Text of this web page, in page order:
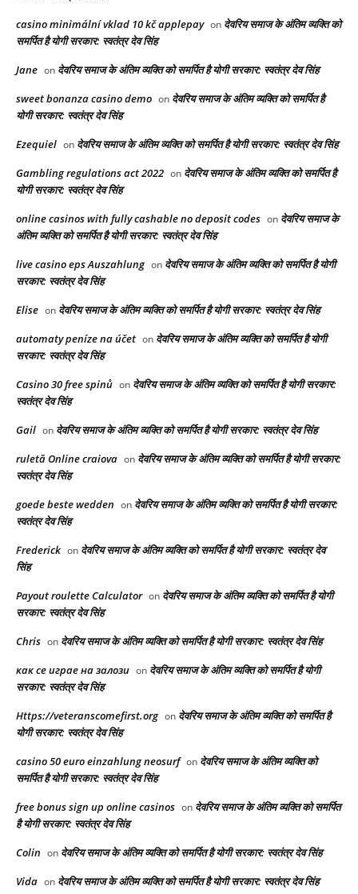
casino minimální vklad 10 kč applepay on देवरिय समाज के अंतिम व्यक्ति को
समर्पित है योगी सरकार: स्वतंत्र देव सिंह
Jane on देवरिय समाज के अंतिम व्यक्ति को समर्पित है योगी सरकार: स्वतंत्र देव सिंह
sweet bonanza casino demo on देवरिय समाज के अंतिम व्यक्ति को समर्पित है
योगी सरकार: स्वतंत्र देव सिंह
Ezequiel on देवरिय समाज के अंतिम व्यक्ति को समर्पित है योगी सरकार: स्वतंत्र देव सिंह
Gambling regulations act 2022 on देवरिय समाज के अंतिम व्यक्ति को समर्पित है
योगी सरकार: स्वतंत्र देव सिंह
online casinos with fully cashable no deposit codes on देवरिय समाज के
अंतिम व्यक्ति को समर्पित है योगी सरकार: स्वतंत्र देव सिंह
live casino eps Auszahlung on देवरिय समाज के अंतिम व्यक्ति को समर्पित है योगी
सरकार: स्वतंत्र देव सिंह
Elise on देवरिय समाज के अंतिम व्यक्ति को समर्पित है योगी सरकार: स्वतंत्र देव सिंह
automaty peníze na účet on देवरिय समाज के अंतिम व्यक्ति को समर्पित है योगी
सरकार: स्वतंत्र देव सिंह
Casino 30 free spinů on देवरिय समाज के अंतिम व्यक्ति को समर्पित है योगी सरकार:
स्वतंत्र देव सिंह
Gail on देवरिय समाज के अंतिम व्यक्ति को समर्पित है योगी सरकार: स्वतंत्र देव सिंह
ruletă Online craiova on देवरिय समाज के अंतिम व्यक्ति को समर्पित है योगी सरकार:
स्वतंत्र देव सिंह
goede beste wedden on देवरिय समाज के अंतिम व्यक्ति को समर्पित है योगी सरकार:
स्वतंत्र देव सिंह
Frederick on देवरिय समाज के अंतिम व्यक्ति को समर्पित है योगी सरकार: स्वतंत्र देव
सिंह
Payout roulette Calculator on देवरिय समाज के अंतिम व्यक्ति को समर्पित है योगी
सरकार: स्वतंत्र देव सिंह
Chris on देवरिय समाज के अंतिम व्यक्ति को समर्पित है योगी सरकार: स्वतंत्र देव सिंह
как се играе на залози on देवरिय समाज के अंतिम व्यक्ति को समर्पित है योगी
सरकार: स्वतंत्र देव सिंह
Https://veteranscomefirst.org on देवरिय समाज के अंतिम व्यक्ति को समर्पित है
योगी सरकार: स्वतंत्र देव सिंह
casino 50 euro einzahlung neosurf on देवरिय समाज के अंतिम व्यक्ति को
समर्पित है योगी सरकार: स्वतंत्र देव सिंह
free bonus sign up online casinos on देवरिय समाज के अंतिम व्यक्ति को समर्पित
है योगी सरकार: स्वतंत्र देव सिंह
Colin on देवरिय समाज के अंतिम व्यक्ति को समर्पित है योगी सरकार: स्वतंत्र देव सिंह
Vida on देवरिय समाज के अंतिम व्यक्ति को समर्पित है योगी सरकार: स्वतंत्र देव सिंह